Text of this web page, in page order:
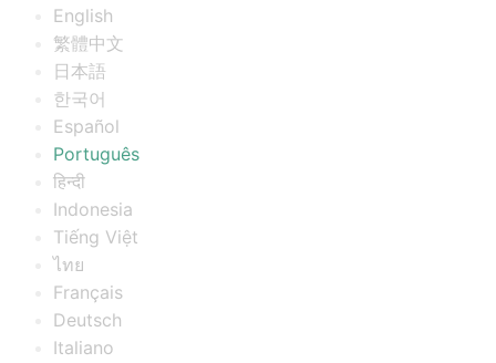
English
繁體中文
日本語
한국어
Español
Português
हिन्दी
Indonesia
Tiếng Việt
ไทย
Français
Deutsch
Italiano